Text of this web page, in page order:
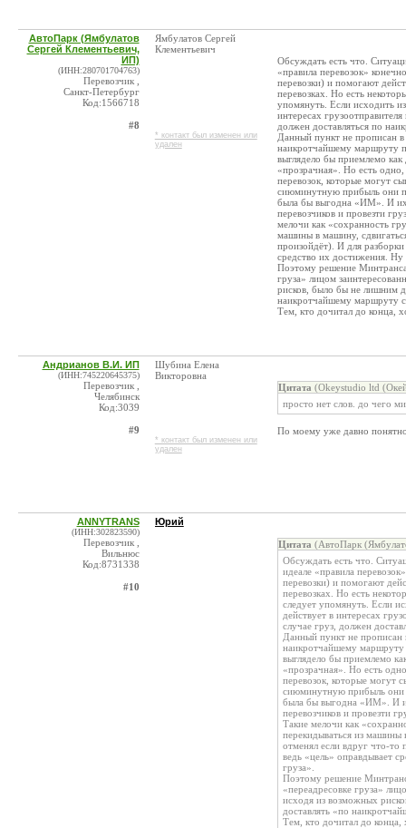
АвтоПарк (Ямбулатов
Сергей Клементьевич,
ИП)
(ИНН:280701704763)
Перевозчик ,
Санкт-Петербург
Код:1566718
#8
Ямбулатов Сергей
Клементьевич
* контакт был изменен или
удален
Обсуждать есть что.
«правила перевозок»
перевозки) и помогают
перевозках. Но есть
упомянуть. Если исходить
интересах
должен доставляться по
Данный пункт не прописан
наикротчайшему маршруту
выглядело бы приемлемо как
«прозрачная». Но есть
перевозок, которые могут
сиюминутную прибыль они
была бы выгодна «ИМ». И их
перевозчиков и провезти
мелочи как «сохранность
машины в машину,
произойдёт). И для
средство их достижения. Ну
Поэтому решение
груза» лицом
рисков, было бы не лишним
наикротчайшему маршруту
Тем, кто дочитал до конца,
Андрианов В.И. ИП
(ИНН:745220645375)
Перевозчик ,
Челябинск
Код:3039
#9
Шубина Елена
Викторовна
* контакт был изменен или
удален
Цитата (Okeystudio ltd
просто нет слов. до чего
По моему уже давно
ANNYTRANS
(ИНН:302823590)
Перевозчик ,
Вильнюс
Код:8731338
#10
Юрий
Цитата (АвтоПарк
Обсуждать есть что.
идеале «правила
перевозки) и помогают
перевозках. Но есть
следует упомянуть. Если
действует в интересах
случае груз, должен
Данный пункт не прописан
наикротчайшему маршруту
выглядело бы приемлемо
«прозрачная». Но есть
перевозок, которые могут
сиюминутную прибыль они
была бы выгодна «ИМ». И
перевозчиков и провезти
Такие мелочи как
перекидываться из машины
отменял если вдруг что-то
ведь «цель» оправдывает
груза».
Поэтому решение
«переадресовке груза»
исходя из возможных
доставлять «по
Тем, кто дочитал до